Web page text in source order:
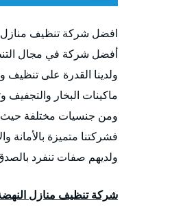
افضل شركة تنظيف منازل
أفضل شركة في مجال
ولدينا القدرة على تنظيف
ماكينات البخار
ومن جنسيات مختلفة حيث
فشركتنا متميزة بالأمانة
ولديهم صفات تنفرد
شركة تنظيف منازل